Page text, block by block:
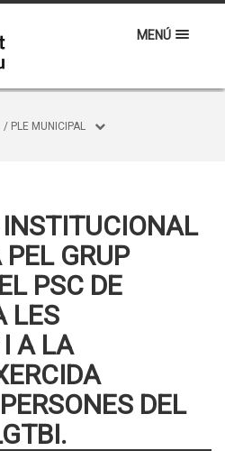
MENÚ
/ PLE MUNICIPAL
GRUP
PSC DE
LES
A LA
DEL